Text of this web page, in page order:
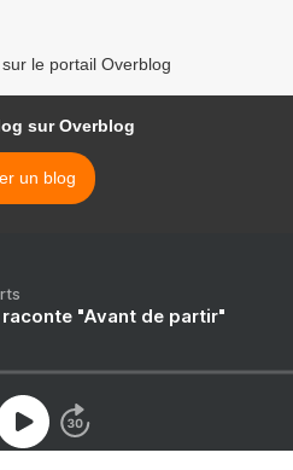
le portail Overblog
sur Overblog
un blog
raconte "Avant de partir"